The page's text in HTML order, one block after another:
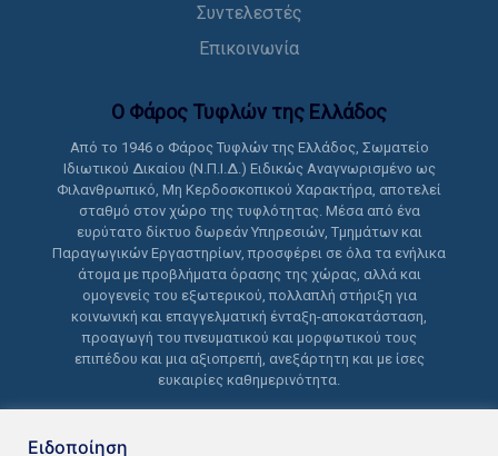
Συντελεστές
Επικοινωνία
Ο Φάρος Τυφλών της Ελλάδoς
Από το 1946 ο Φάρος Τυφλών της Ελλάδος, Σωματείο
Ιδιωτικού Δικαίου (Ν.Π.Ι.Δ.) Ειδικώς Αναγνωρισμένο ως
Φιλανθρωπικό, Μη Κερδοσκοπικού Χαρακτήρα, αποτελεί
σταθμό στον χώρο της τυφλότητας. Μέσα από ένα
ευρύτατο δίκτυο δωρεάν Υπηρεσιών, Τμημάτων και
Παραγωγικών Εργαστηρίων, προσφέρει σε όλα τα ενήλικα
άτομα με προβλήματα όρασης της χώρας, αλλά και
ομογενείς του εξωτερικού, πολλαπλή στήριξη για
κοινωνική και επαγγελματική ένταξη-αποκατάσταση,
προαγωγή του πνευματικού και μορφωτικού τους
επιπέδου και μια αξιοπρεπή, ανεξάρτητη και με ίσες
ευκαιρίες καθημερινότητα.
Ειδοποίηση